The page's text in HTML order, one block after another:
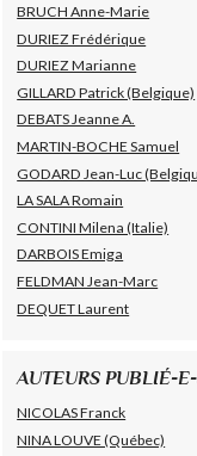
BRUCH Anne-Marie
DURIEZ Frédérique
DURIEZ Marianne
GILLARD Patrick (Belgique)
DEBATS Jeanne A.
MARTIN-BOCHE Samuel
GODARD Jean-Luc
LA SALA Romain
CONTINI Milena (Italie)
DARBOIS Emiga
FELDMAN Jean-Marc
DEQUET Laurent
AUTEURS PUBLIÉ-
NICOLAS Franck
NINA LOUVE (Québec)